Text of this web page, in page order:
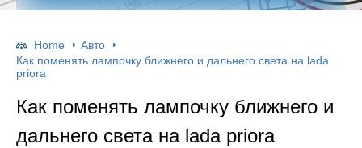
Home
Авто
Как поменять лампочку ближнего и дальнего света на lada
priora
Как поменять лампочку ближнего и
дальнего света на lada priora